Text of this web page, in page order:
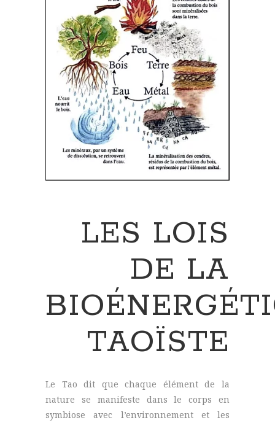
LES LOIS
DE LA
TAOÏSTE
Le Tao dit que chaque élément de la
nature se manifeste dans le corps en
symbiose avec l’environnement et les